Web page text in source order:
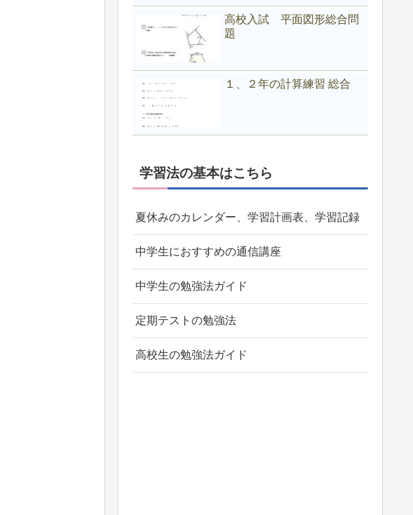
高校入試 平面図形総合問
題
１、２年の計算練習 総合
学習法の基本はこちら
夏休みのカレンダー、学習計画表、学習記録
中学生におすすめの通信講座
中学生の勉強法ガイド
定期テストの勉強法
高校生の勉強法ガイド